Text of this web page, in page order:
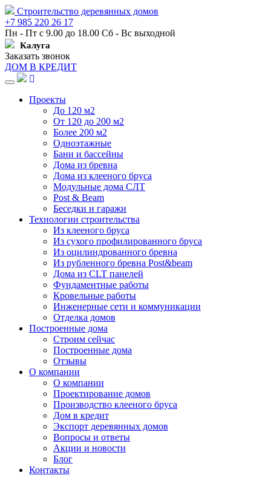
Строительство деревянных домов
+7 985 220 26 17
Пн - Пт с 9.00 до 18.00 Сб - Вс выходной
Калуга
Заказать звонок
ДОМ В КРЕДИТ
Навигация
Проекты
До 120 м2
От 120 до 200 м2
Более 200 м2
Одноэтажные
Бани и бассейны
Дома из бревна
Дома из клееного бруса
Модульные дома СЛТ
Post & Beam
Беседки и гаражи
Технологии строительства
Из клееного бруса
Из сухого профилированного бруса
Из оцилиндрованного бревна
Из рубленного бревна Post&beam
Дома из CLT панелей
Фундаментные работы
Кровельные работы
Инженерные сети и коммуникации
Отделка домов
Построенные дома
Строим сейчас
Построенные дома
Отзывы
О компании
О компании
Проектирование домов
Производство клееного бруса
Дом в кредит
Экспорт деревянных домов
Вопросы и ответы
Акции и новости
Блог
Контакты